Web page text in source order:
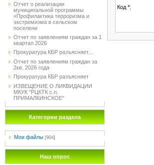
Отчет о реализации
муниципальной программы
«Профилактика терроризма и
экстремизма в сельском
поселени
Отчет по заявлениям граждан за 1
квартал 2026
Прокуратура КБР разъясняет...
Отчет по заявлениям граждан за
2кв. 2026 года
Прокуратура КБР разъясняет
ИЗВЕЩЕНИЕ О ЛИКВИДАЦИИ
МКУК "РЦКТК с.п.
ПРИМАЛКИНСКОЕ"
Категории раздела
Мои файлы [904]
Наш опрос
Код *: